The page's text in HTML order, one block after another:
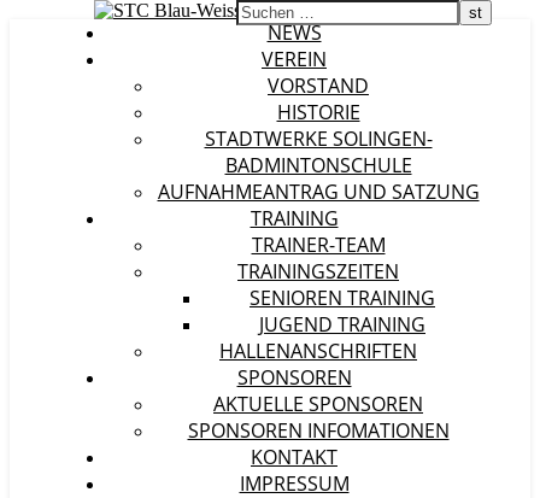
NEWS
VEREIN
VORSTAND
HISTORIE
STADTWERKE SOLINGEN-
BADMINTONSCHULE
AUFNAHMEANTRAG UND SATZUNG
TRAINING
TRAINER-TEAM
TRAININGSZEITEN
SENIOREN TRAINING
JUGEND TRAINING
HALLENANSCHRIFTEN
SPONSOREN
AKTUELLE SPONSOREN
SPONSOREN INFOMATIONEN
KONTAKT
IMPRESSUM